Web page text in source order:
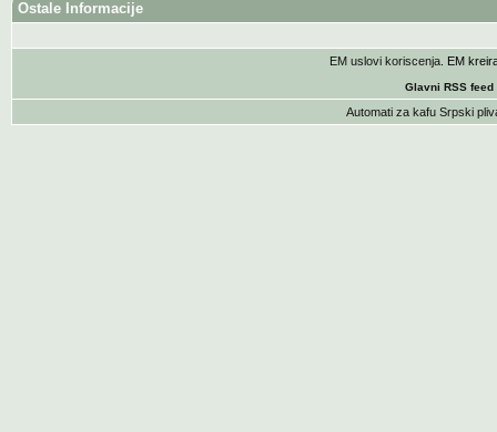
Ostale Informacije
EM uslovi koriscenja . EM
Glavni RSS feed
Automati za kafu Srpski